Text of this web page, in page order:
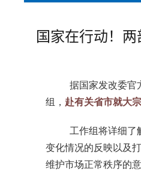
国家在行动！
据国家发改委官
组， 赴有关省市就大
工作组将详细了
变化情况的反映以及
维护市场正常秩序的意